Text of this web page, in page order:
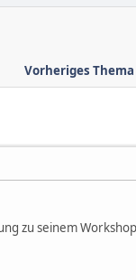
Vorheriges Thema
zu seinem